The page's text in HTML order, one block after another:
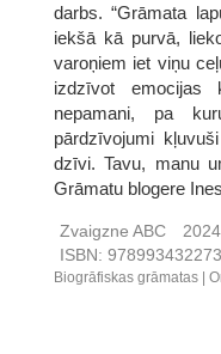
darbs. “Grāmata
iekšā kā purvā,
varoņiem iet viņu
izdzīvot
nepamani, pa
pārdzīvojumi
dzīvi. Tavu, manu
Grāmatu blogere
Zvaigzne ABC 2024
ISBN:
Biogrāfiskas grāmatas